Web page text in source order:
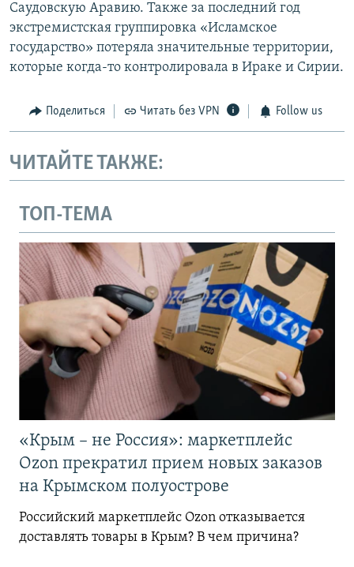
Саудовскую Аравию. Также за последний год
экстремистская группировка «Исламское
государство» потеряла значительные территории,
которые когда-то контролировала в Ираке и Сирии.
Поделиться Читать без VPN Follow us
ЧИТАЙТЕ ТАКЖЕ:
ТОП-ТЕМА
«Крым – не Россия»: маркетплейс
Ozon прекратил прием новых заказов
на Крымском полуострове
Российский маркетплейс Ozon отказывается
доставлять товары в Крым? В чем причина?